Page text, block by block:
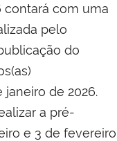
contará com uma
pelo
do
janeiro de 2026.
a pré-
e 3 de fevereiro